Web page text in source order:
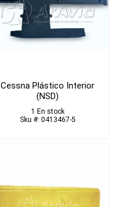
Cessna Plástico Interior
(NSD)
1 En stock
Sku #: 0413467-5